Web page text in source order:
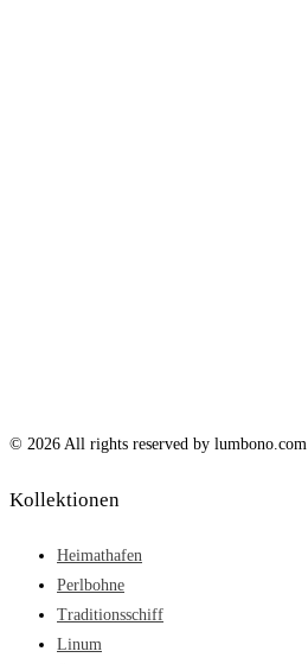
© 2026 All rights reserved by lumbono.com
Kollektionen
Heimathafen
Perlbohne
Traditionsschiff
Linum